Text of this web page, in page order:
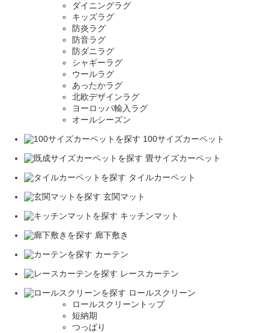
ダイニングラグ
キッズラグ
防炎ラグ
防音ラグ
防ダニラグ
シャギーラグ
ウールラグ
あったかラグ
北欧デザインラグ
ヨーロッパ輸入ラグ
オールシーズン
100サイズカーペット
畳サイズカーペット
タイルカーペット
玄関マット
キッチンマット
廊下敷き
カーテン
レースカーテン
ロールスクリーン
ロールスクリーントップ
短納期
つっぱり